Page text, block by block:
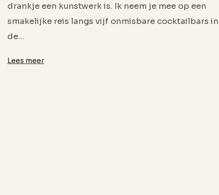
drankje een kunstwerk is. Ik neem je mee op een
smakelijke reis langs vijf onmisbare cocktailbars in
de…
Lees meer